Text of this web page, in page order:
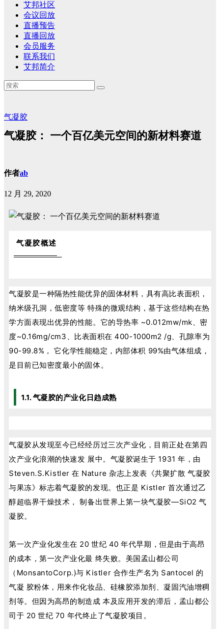
艾邦社区
会议回放
直播预告
直播回放
会员服务
联系我们
艾邦简介
气凝胶
气凝胶： 一个百亿美元空间的新材料赛道
作者ab
12 月 29, 2020
气凝胶概述
气凝胶是一种隔热性能优异的固体材料，具有高比表面积，
纳米级孔洞，低密度等 特殊的微观结构，基于这些结构在热
学方面表现出优异的性能。它的导热率 ~0.012mw/mk、密
度~0.16mg/cm3、比表面积在 400-1000m2 /g、孔隙率为
90-99.8%， 它化学性能稳定，内部体积 99%由气体组成，
是目前已知密度最小的固体。
1.1. 气凝胶的产业化日趋成熟
气凝胶从发现至今已经经历过三次产业化，目前正处在第四
次产业化浪潮的快速发 展中。气凝胶诞生于 1931 年，由
Steven.S.Kistler 在 Nature 杂志上发表《共聚扩散 气凝胶
与果冻》标志着气凝胶的发现。也正是 Kistler 首次通过乙
醇超临界干燥技术， 制备出世界上第一块气凝胶—SiO2 气
凝胶。
第一次产业化发生在 20 世纪 40 年代早期，但是由于高昂
的成本，第一次产业化最 终失败。美国孟山都公司
（MonsantoCorp.)与 Kistler 合作生产名为 Santocel 的
气凝 胶粉体，用来作化妆品、硅橡胶添加剂、凝固汽油增稠
剂等。但因为高昂的制造成 本及应用开发的滞后，孟山都公
司于 20 世纪 70 年代终止了气凝胶项目。